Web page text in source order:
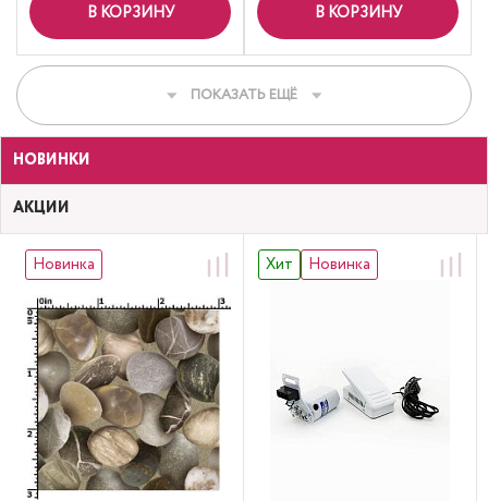
В КОРЗИНУ В КОРЗИНУ
ПОКАЗАТЬ ЕЩЁ
НОВИНКИ
АКЦИИ
Новинка Хит Новинка